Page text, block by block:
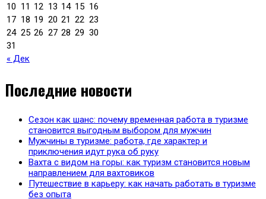
« Дек
10 11 12 13 14 15 16
17 18 19 20 21 22 23
24 25 26 27 28 29 30
31
Последние новости
Сезон как шанс: почему временная работа в туризме
становится выгодным выбором для мужчин
Мужчины в туризме: работа, где характер и
приключения идут рука об руку
Вахта с видом на горы: как туризм становится новым
направлением для вахтовиков
Путешествие в карьеру: как начать работать в туризме
без опыта